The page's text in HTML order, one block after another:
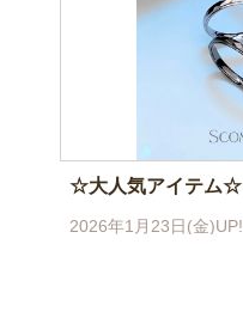
☆大人気アイテム☆
2026年1月23日(金)UP!